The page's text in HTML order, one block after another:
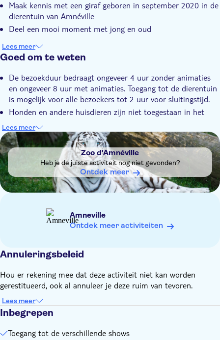
E-Voucher
Maak kennis met een giraf geboren in september 2020 in de
dierentuin van Amnéville
Deel een mooi moment met jong en oud
Lees meer
Goed om te weten
De bezoekduur bedraagt ongeveer 4 uur zonder animaties
en ongeveer 8 uur met animaties. Toegang tot de dierentuin
is mogelijk voor alle bezoekers tot 2 uur voor sluitingstijd.
Honden en andere huisdieren zijn niet toegestaan in het
voeren.
De dierentuin van Amnéville biedt fastfood- of
zelfbedieningsrestaurants en verschillende picknickplaatsen
in het park
Gratis toegang voor kinderen jonger dan 3 jaar
Lees meer
DSA1Zoo d'Amnéville
Zoo d'Amnéville
Heb je de juiste activiteit nog niet gevonden?
Ontdek meer
Amneville
Ontdek meer activiteiten
Annuleringsbeleid
Hou er rekening mee dat deze activiteit niet kan worden
gerestitueerd, ook al annuleer je deze ruim van tevoren.
Lees meer
Inbegrepen
Toegang tot de verschillende shows